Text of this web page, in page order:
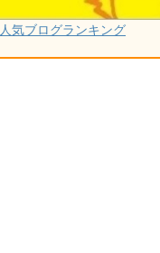
人気ブログランキング